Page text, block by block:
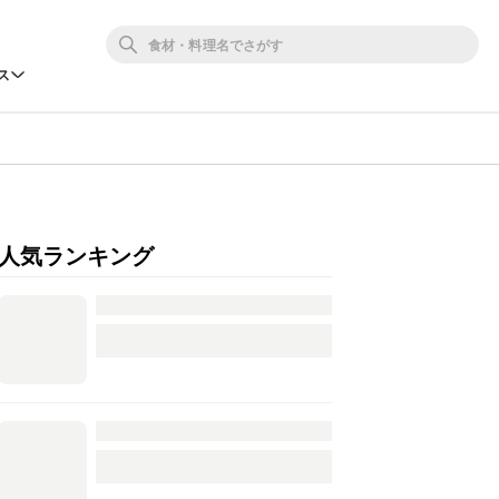
人気ランキング